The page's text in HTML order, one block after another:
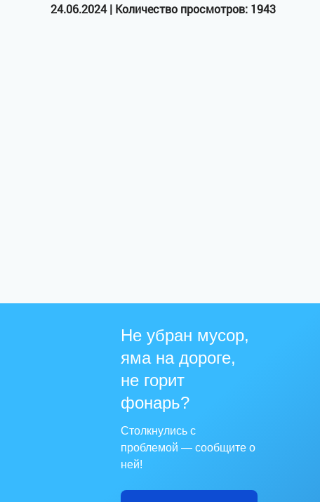
24.06.2024 | Количество просмотров: 1943
Не убран мусор,
яма на дороге,
не горит
фонарь?
Столкнулись с
проблемой — сообщите о
ней!